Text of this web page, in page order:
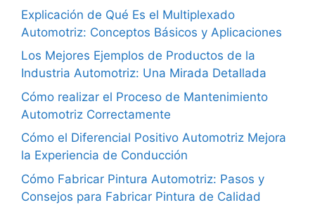
Explicación de Qué Es el Multiplexado
Automotriz: Conceptos Básicos y Aplicaciones
Los Mejores Ejemplos de Productos de la
Industria Automotriz: Una Mirada Detallada
Cómo realizar el Proceso de Mantenimiento
Automotriz Correctamente
Cómo el Diferencial Positivo Automotriz Mejora
la Experiencia de Conducción
Cómo Fabricar Pintura Automotriz: Pasos y
Consejos para Fabricar Pintura de Calidad